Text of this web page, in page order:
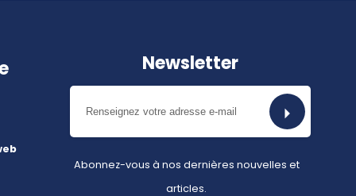
Newsletter
Abonnez-vous à nos dernières nouvelles et
articles.